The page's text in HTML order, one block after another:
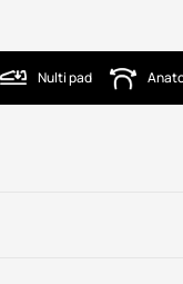
Nulti pad